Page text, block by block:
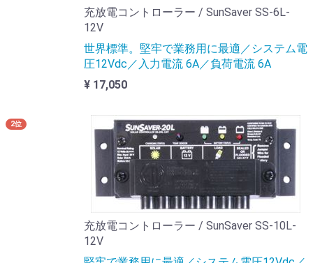
充放電コントローラー / SunSaver SS-6L-
12V
世界標準。堅牢で業務用に最適／システム電
圧12Vdc／入力電流 6A／負荷電流 6A
¥ 17,050
2位
充放電コントローラー / SunSaver SS-10L-
12V